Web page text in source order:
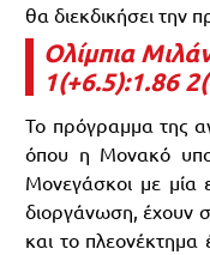
θα διεκδικήσει την
Ολίμπια
1(+6.5):1.86
Το πρόγραμμα της
όπου η Μονακό
Μονεγάσκοι με
διοργάνωση, έχουν
και το